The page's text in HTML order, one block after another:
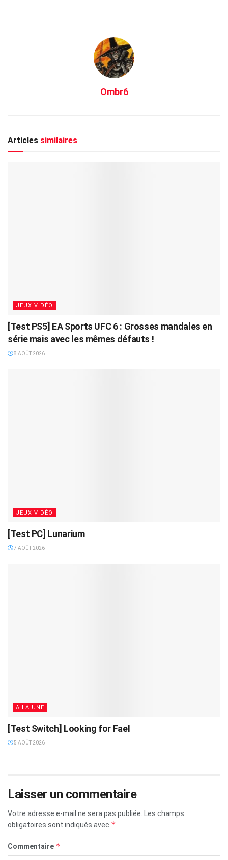
Ombr6
Articles similaires
JEUX VIDÉO
[Test PS5] EA Sports UFC 6 : Grosses mandales en
série mais avec les mêmes défauts !
8 AOÛT 2026
JEUX VIDÉO
[Test PC] Lunarium
7 AOÛT 2026
A LA UNE
[Test Switch] Looking for Fael
5 AOÛT 2026
Laisser un commentaire
Votre adresse e-mail ne sera pas publiée.
Les champs
obligatoires sont indiqués avec *
Commentaire *